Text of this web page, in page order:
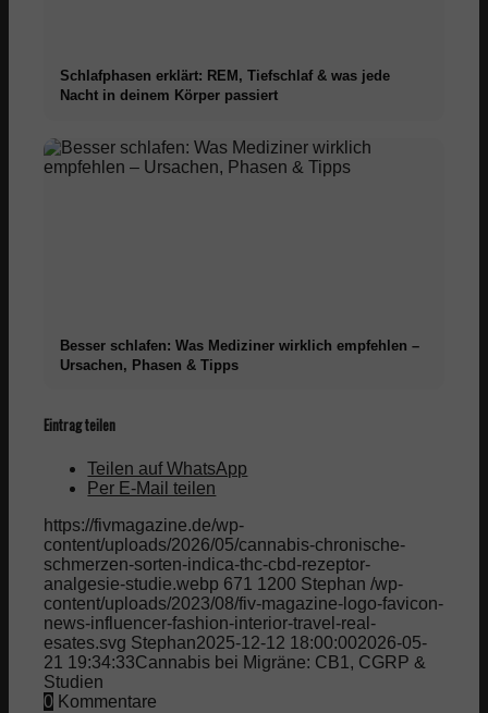
Schlafphasen erklärt: REM, Tiefschlaf & was jede
Nacht in deinem Körper passiert
Besser schlafen: Was Mediziner wirklich empfehlen –
Ursachen, Phasen & Tipps
Eintrag teilen
Teilen auf WhatsApp
Per E-Mail teilen
https://fivmagazine.de/wp-
content/uploads/2026/05/cannabis-chronische-
schmerzen-sorten-indica-thc-cbd-rezeptor-
analgesie-studie.webp 671 1200 Stephan /wp-
content/uploads/2023/08/fiv-magazine-logo-favicon-
news-influencer-fashion-interior-travel-real-
esates.svg Stephan2025-12-12 18:00:002026-05-
21 19:34:33Cannabis bei Migräne: CB1, CGRP &
Studien
0 Kommentare